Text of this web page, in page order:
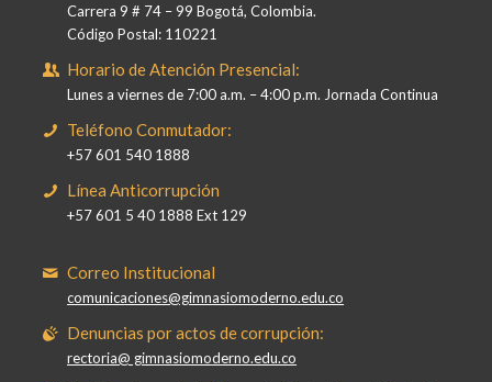
Carrera 9 # 74 – 99 Bogotá, Colombia.
Código Postal: 110221
Horario de Atención Presencial:
Lunes a viernes de 7:00 a.m. – 4:00 p.m. Jornada Continua
Teléfono Conmutador:
+57 601 540 1888
Línea Anticorrupción
+57 601 5 40 1888 Ext 129
Correo Institucional
comunicaciones@gimnasiomoderno.edu.co
Denuncias por actos de corrupción:
rectoria@ gimnasiomoderno.edu.co